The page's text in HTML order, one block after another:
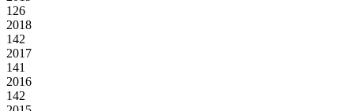
126
2018
142
2017
141
2016
142